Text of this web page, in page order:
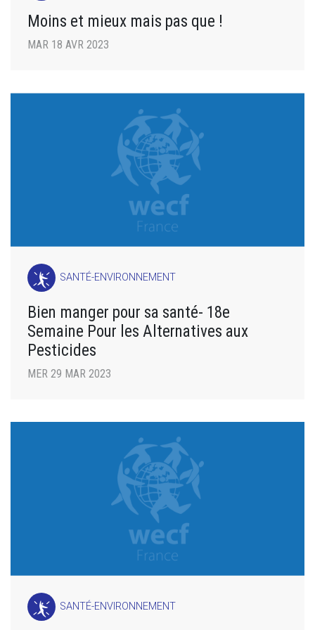
Moins et mieux mais pas que !
MAR 18 AVR 2023
SANTÉ-ENVIRONNEMENT
Bien manger pour sa santé- 18e
Semaine Pour les Alternatives aux
Pesticides
MER 29 MAR 2023
SANTÉ-ENVIRONNEMENT